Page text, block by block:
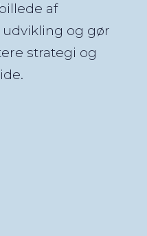
af
og gør
strategi og